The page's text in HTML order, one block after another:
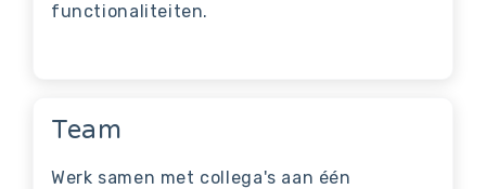
functionaliteiten.
Team
Werk samen met collega's aan één